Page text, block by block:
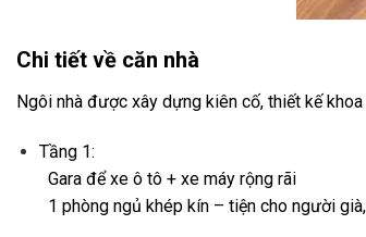
Chi tiết về căn nhà
Ngôi nhà được xây dựng kiên cố, thiết kế
Tầng 1:
Gara để xe ô tô + xe máy rộng rãi
1 phòng ngủ khép kín – tiện cho người